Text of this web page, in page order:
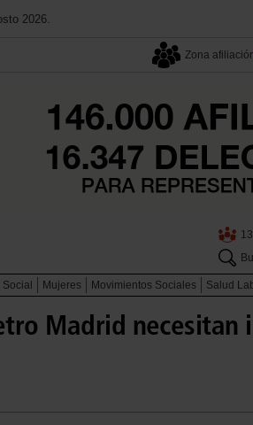
2026.
Zona
Mujeres Movimientos Sociales Salud
Madrid